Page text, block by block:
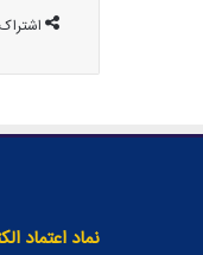
نماد اعتماد